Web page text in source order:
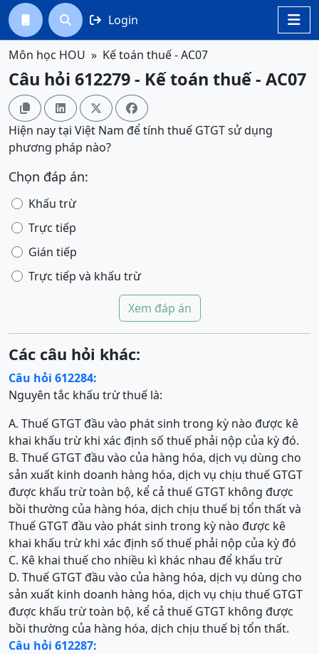

  Login
Môn học HOU Kế toán thuế - AC07
Câu hỏi 612279 - Kế toán thuế - AC07
   
Hiện nay tại Việt Nam để tính thuế GTGT sử dụng
phương pháp nào?
Chọn đáp án:
Khấu trừ
Trực tiếp
Gián tiếp
Trực tiếp và khấu trừ
Xem đáp án
Các câu hỏi khác:
Câu hỏi 612284:
Nguyên tắc khấu trừ thuế là:
A. Thuế GTGT đầu vào phát sinh trong kỳ nào được kê
khai khấu trừ khi xác định số thuế phải nộp của kỳ đó.
B. Thuế GTGT đầu vào của hàng hóa, dịch vụ dùng cho
sản xuất kinh doanh hàng hóa, dịch vụ chịu thuế GTGT
được khấu trừ toàn bộ, kể cả thuế GTGT không được
bồi thường của hàng hóa, dịch chịu thuế bị tổn thất và
Thuế GTGT đầu vào phát sinh trong kỳ nào được kê
khai khấu trừ khi xác định số thuế phải nộp của kỳ đó
C. Kê khai thuế cho nhiều kì khác nhau để khấu trừ
D. Thuế GTGT đầu vào của hàng hóa, dịch vụ dùng cho
sản xuất kinh doanh hàng hóa, dịch vụ chịu thuế GTGT
được khấu trừ toàn bộ, kể cả thuế GTGT không được
bồi thường của hàng hóa, dịch chịu thuế bị tổn thất.
Câu hỏi 612287: